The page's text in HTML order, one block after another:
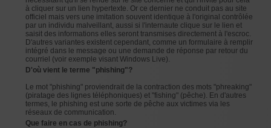
à cliquer sur un lien hypertexte. Or ce dernier ne conduit pas au site
officiel mais vers une imitation souvent identique à l'original contrôlée
par un individu malveillant, aussi si l'internaute clique sur le lien et
saisit des informations elles seront transmises directement à l'escroc.
D'autres variantes existent cependant, comme un formulaire à remplir
intégré dans le message ou une demande de réponse par retour du
courriel (voir exemple visant Windows Live).
D'où vient le terme "phishing"?
Le mot "phishing" proviendrait de la contraction des mots "phreaking"
(piratage des lignes téléphoniques) et "fishing" (pêche). En d'autres
termes, le phishing est une sorte de pêche aux victimes via les
réseaux de communication.
Que faire en cas de phishing?